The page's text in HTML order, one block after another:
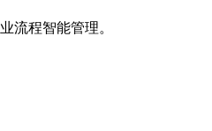
流程智能管理。